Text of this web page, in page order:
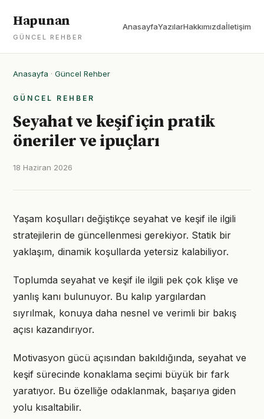
Hapunan
GÜNCEL REHBER
AnasayfaYazılarHakkımızdaİletişim
Anasayfa · Güncel Rehber
GÜNCEL REHBER
Seyahat ve keşif için pratik
öneriler ve ipuçları
18 Haziran 2026
Yaşam koşulları değiştikçe seyahat ve keşif ile ilgili
stratejilerin de güncellenmesi gerekiyor. Statik bir
yaklaşım, dinamik koşullarda yetersiz kalabiliyor.
Toplumda seyahat ve keşif ile ilgili pek çok klişe ve
yanlış kanı bulunuyor. Bu kalıp yargılardan
sıyrılmak, konuya daha nesnel ve verimli bir bakış
açısı kazandırıyor.
Motivasyon gücü açısından bakıldığında, seyahat ve
keşif sürecinde konaklama seçimi büyük bir fark
yaratıyor. Bu özelliğe odaklanmak, başarıya giden
yolu kısaltabilir.